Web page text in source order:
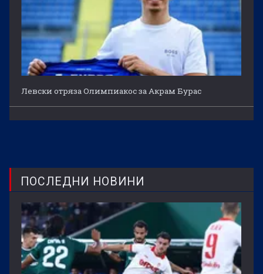
Левски отряза Олимпиакос за Акрам Бурас
ПОСЛЕДНИ НОВИНИ